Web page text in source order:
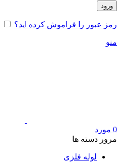
ورود
رمز عبور را فراموش کرده اید؟
منو
0 مورد
مرور دسته ها
لوله فلزی